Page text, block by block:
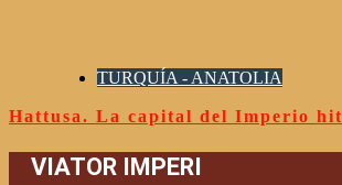
TURQUÍA - ANATOLIA
Hattusa. La capital del Imperio
VIATOR IMPERI